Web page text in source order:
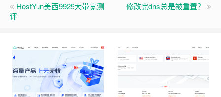
HostYun美西9929大带宽测
评
修改完dns总是被重置？